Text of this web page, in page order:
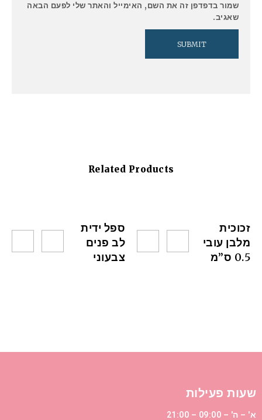
Related Products
זכוכית
מלבן עובי
0.5 ס”מ
ספל ידית
לב פנים
צבעוני
שמור בדפדפן זה את השם, האימייל והאתר שלי לפעם הבאה
שאגיב.
שעות פעילות
א' – ה' – 09:00 – 21:00